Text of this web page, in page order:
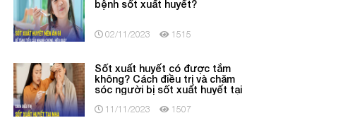
bệnh sốt xuất huyết?
02/11/2023 1515
Sốt xuất huyết có được tắm
không? Cách điều trị và chăm
sóc người bị sốt xuất huyết tại
11/11/2023 1507